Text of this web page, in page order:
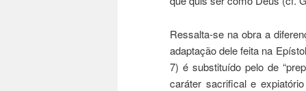
Ressalta-se na obra a
adaptação dele feita na
7) é substituído pelo de
caráter sacrifical e